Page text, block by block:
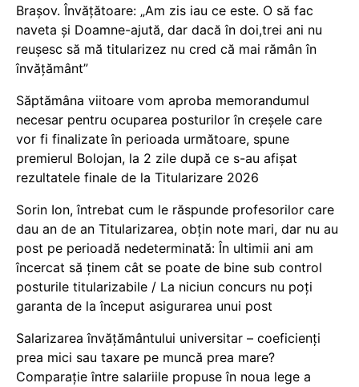
Brașov. Învățătoare: „Am zis iau ce este. O să fac
naveta și Doamne-ajută, dar dacă în doi,trei ani nu
reușesc să mă titularizez nu cred că mai rămân în
învățământ”
Săptămâna viitoare vom aproba memorandumul
necesar pentru ocuparea posturilor în creșele care
vor fi finalizate în perioada următoare, spune
premierul Bolojan, la 2 zile după ce s-au afișat
rezultatele finale de la Titularizare 2026
Sorin Ion, întrebat cum le răspunde profesorilor care
dau an de an Titularizarea, obțin note mari, dar nu au
post pe perioadă nedeterminată: În ultimii ani am
încercat să ținem cât se poate de bine sub control
posturile titularizabile / La niciun concurs nu poți
garanta de la început asigurarea unui post
Salarizarea învățământului universitar – coeficienți
prea mici sau taxare pe muncă prea mare?
Comparație între salariile propuse în noua lege a